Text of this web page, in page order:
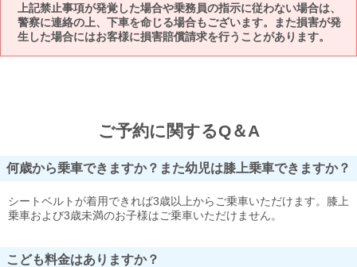
上記禁止事項が発覚した場合や乗務員の指示に従わない場合は、
警察に連絡の上、下車を命じる場合もございます。また損害が発
生した場合にはお客様に損害賠償請求を行うことがあります。
ご予約に関するQ＆A
何歳から乗車できますか？また幼児は膝上乗車できますか？
シートベルトが着用できれば3歳以上からご乗車いただけます。膝上
乗車および3歳未満のお子様はご乗車いただけません。
こども料金はありますか？